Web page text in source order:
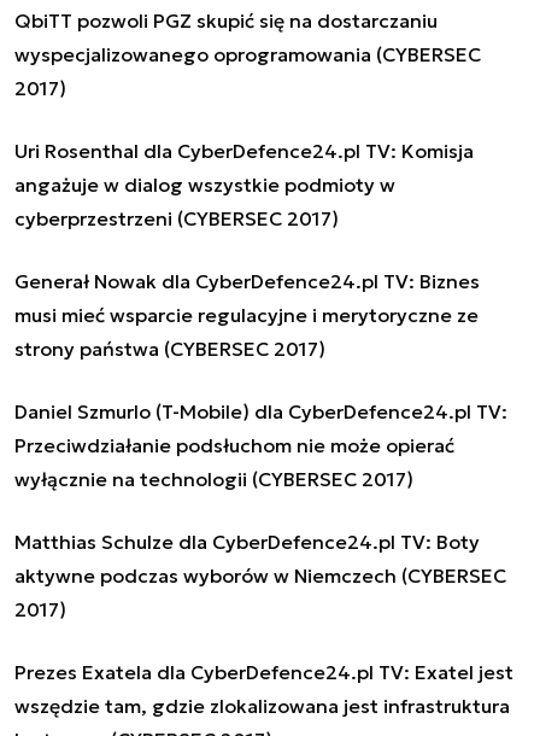
QbiTT pozwoli PGZ skupić się na dostarczaniu
wyspecjalizowanego oprogramowania (CYBERSEC
2017)
Uri Rosenthal dla CyberDefence24.pl TV: Komisja
angażuje w dialog wszystkie podmioty w
cyberprzestrzeni (CYBERSEC 2017)
Generał Nowak dla CyberDefence24.pl TV: Biznes
musi mieć wsparcie regulacyjne i merytoryczne ze
strony państwa (CYBERSEC 2017)
Daniel Szmurlo (T-Mobile) dla CyberDefence24.pl TV:
Przeciwdziałanie podsłuchom nie może opierać
wyłącznie na technologii (CYBERSEC 2017)
Matthias Schulze dla CyberDefence24.pl TV: Boty
aktywne podczas wyborów w Niemczech (CYBERSEC
2017)
Prezes Exatela dla CyberDefence24.pl TV: Exatel jest
wszędzie tam, gdzie zlokalizowana jest infrastruktura